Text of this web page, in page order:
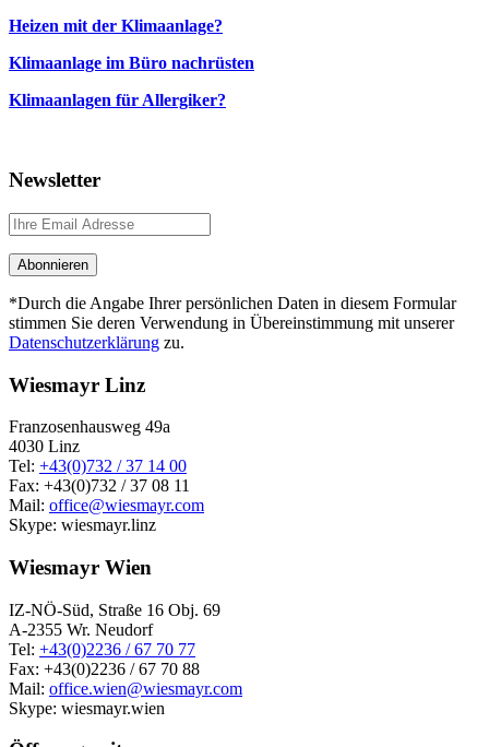
Heizen mit der Klimaanlage?
Klimaanlage im Büro nachrüsten
Klimaanlagen für Allergiker?
Newsletter
*Durch die Angabe Ihrer persönlichen Daten in diesem Formular
stimmen Sie deren Verwendung in Übereinstimmung mit unserer
Datenschutzerklärung zu.
Wiesmayr Linz
Franzosenhausweg 49a
4030 Linz
Tel: +43(0)732 / 37 14 00
Fax: +43(0)732 / 37 08 11
Mail: office@wiesmayr.com
Skype: wiesmayr.linz
Wiesmayr Wien
IZ-NÖ-Süd, Straße 16 Obj. 69
A-2355 Wr. Neudorf
Tel: +43(0)2236 / 67 70 77
Fax: +43(0)2236 / 67 70 88
Mail: office.wien@wiesmayr.com
Skype: wiesmayr.wien